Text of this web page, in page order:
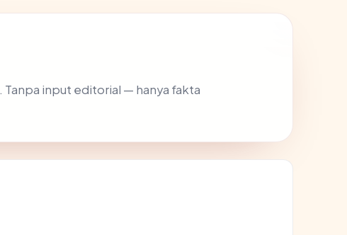
. Tanpa input editorial — hanya fakta